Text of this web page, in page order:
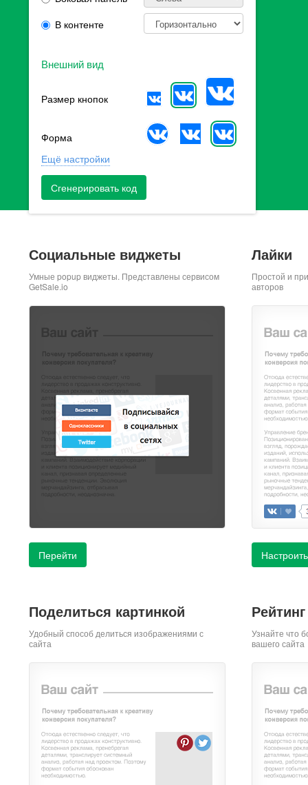
В контенте
Внешний вид
Размер кнопок
Форма
Ещё настройки
Сгенерировать код
Социальные виджеты
Умные popup виджеты. Представлены сервисом
GetSale.io
Перейти
Лайки
Простой и
авторов
Настроить
Поделиться картинкой
Удобный способ делиться изображениями с
сайта
Узнайте что
вашего сайта